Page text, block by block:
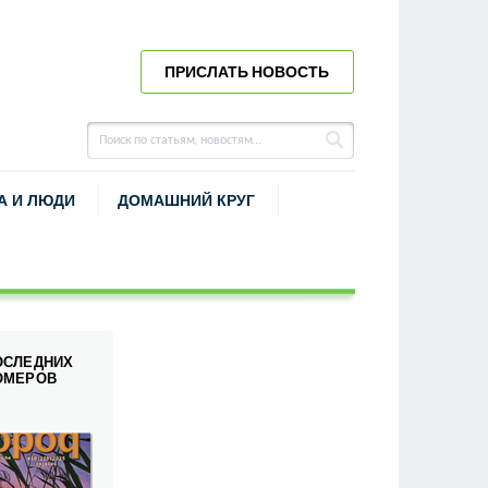
ПРИСЛАТЬ НОВОСТЬ
И ЛЮДИ ДОМАШНИЙ КРУГ